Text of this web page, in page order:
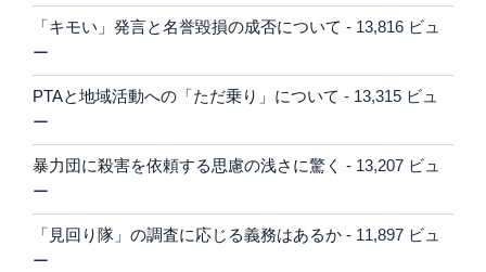
「キモい」発言と名誉毀損の成否について - 13,816 ビュ
ー
PTAと地域活動への「ただ乗り」について - 13,315 ビュ
ー
暴力団に殺害を依頼する思慮の浅さに驚く - 13,207 ビュ
ー
「見回り隊」の調査に応じる義務はあるか - 11,897 ビュ
ー